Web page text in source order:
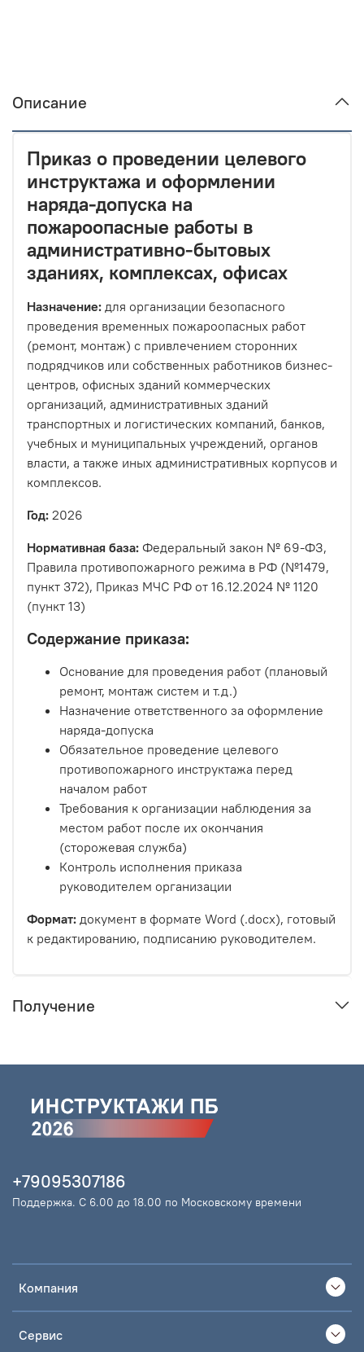
Описание
Приказ о проведении целевого
инструктажа и оформлении
наряда-допуска на
пожароопасные работы в
административно-бытовых
зданиях, комплексах, офисах
Назначение: для организации безопасного
проведения временных пожароопасных работ
(ремонт, монтаж) с привлечением сторонних
подрядчиков или собственных работников бизнес-
центров, офисных зданий коммерческих
организаций, административных зданий
транспортных и логистических компаний, банков,
учебных и муниципальных учреждений, органов
власти, а также иных административных корпусов и
комплексов.
Год: 2026
Нормативная база: Федеральный закон № 69-ФЗ,
Правила противопожарного режима в РФ (№1479,
пункт 372), Приказ МЧС РФ от 16.12.2024 № 1120
(пункт 13)
Содержание приказа:
Основание для проведения работ (плановый
ремонт, монтаж систем и т.д.)
Назначение ответственного за оформление
наряда-допуска
Обязательное проведение целевого
противопожарного инструктажа перед
началом работ
Требования к организации наблюдения за
местом работ после их окончания
(сторожевая служба)
Контроль исполнения приказа
руководителем организации
Формат: документ в формате Word (.docx), готовый
к редактированию, подписанию руководителем.
Получение
Компания
Сервис
+79095307186
Поддержка. С 6.00 до 18.00 по Московскому времени